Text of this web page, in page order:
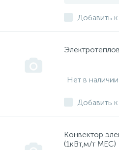
Добавить
Нет в наличии
Добавить
Конвектор
(1кВт,м/т МЕС)